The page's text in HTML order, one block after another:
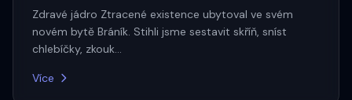
Zdravé jádro Ztracené existence ubytoval ve svém
novém bytě Bráník. Stihli jsme sestavit skříň, sníst
chlebíčky, zkouk…
Více